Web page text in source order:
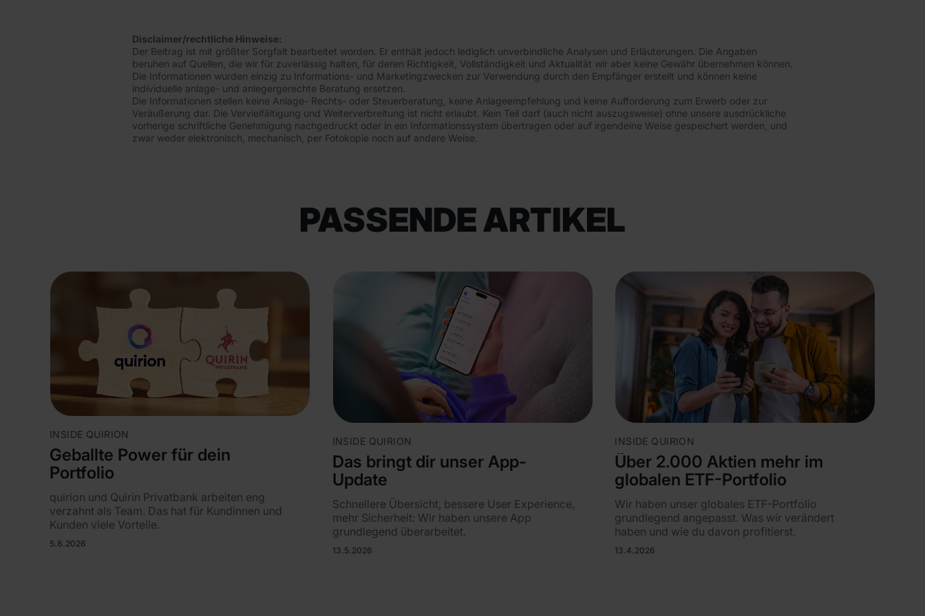
Disclaimer/rechtliche Hinweise:
Der Beitrag ist mit größter Sorgfalt bearbeitet worden. Er enthält jedoch lediglich unverbindliche Analysen und Erläuterungen. Die Angaben
beruhen auf Quellen, die wir für zuverlässig halten, für deren Richtigkeit, Vollständigkeit und Aktualität wir aber keine Gewähr übernehmen können.
Die Informationen wurden einzig zu Informations- und Marketingzwecken zur Verwendung durch den Empfänger erstellt und können keine
individuelle anlage- und anlegergerechte Beratung ersetzen.
Die Informationen stellen keine Anlage- Rechts- oder Steuerberatung, keine Anlageempfehlung und keine Aufforderung zum Erwerb oder zur
Veräußerung dar. Die Vervielfältigung und Weiterverbreitung ist nicht erlaubt. Kein Teil darf (auch nicht auszugsweise) ohne unsere ausdrückliche
vorherige schriftliche Genehmigung nachgedruckt oder in ein Informationssystem übertragen oder auf irgendeine Weise gespeichert werden, und
zwar weder elektronisch, mechanisch, per Fotokopie noch auf andere Weise.
PASSENDE ARTIKEL
INSIDE QUIRION
Geballte Power für dein
Portfolio
quirion und Quirin Privatbank arbeiten eng
verzahnt als Team. Das hat für Kundinnen und
Kunden viele Vorteile.
5.8.2026
INSIDE QUIRION
Das bringt dir unser App-
Update
Schnellere Übersicht, bessere User Experience,
mehr Sicherheit: Wir haben unsere App
grundlegend überarbeitet.
13.5.2026
INSIDE QUIRION
Über 2.000 Aktien mehr im
globalen ETF-Portfolio
Wir haben unser globales ETF-Portfolio
grundlegend angepasst. Was wir verändert
haben und wie du davon profitierst.
13.4.2026